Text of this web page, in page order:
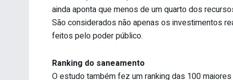
ainda aponta que menos de um quarto dos
São considerados não apenas os investimentos
feitos pelo poder público.
Ranking do saneamento
O estudo também fez um ranking das 100